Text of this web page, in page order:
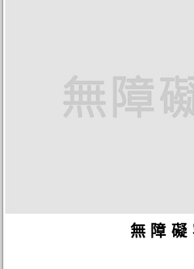
無障礙